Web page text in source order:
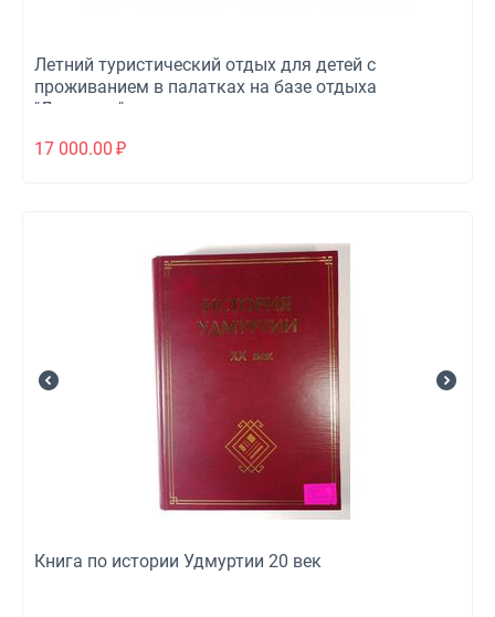
Летний туристический отдых для детей с
проживанием в палатках на базе отдыха
"Дальвега"
17 000.00 ₽
Книга по истории Удмуртии 20 век